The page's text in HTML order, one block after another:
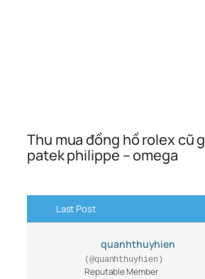
Thu mua đồng hồ rolex cũ
patek philippe – omega
Last Post
quanhthuyhien
(@quanhthuyhien)
Reputable Member